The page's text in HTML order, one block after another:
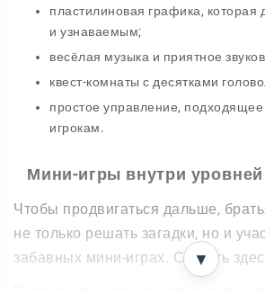
пластилиновая графика,
и узнаваемым;
весёлая музыка и приятное
квест-комнаты с десятками
простое управление,
игрокам.
Мини-игры внутри уровней
Чтобы продвигаться дальше,
не только решать загадки, но и
забавных мини-играх. Скучать
▼